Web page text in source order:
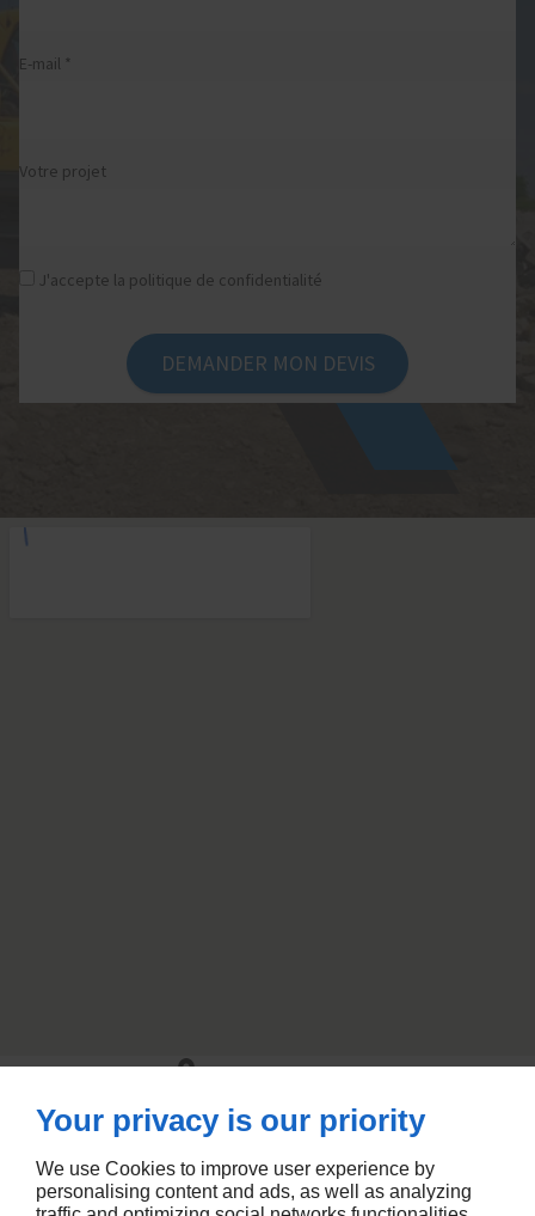
E-mail *
Votre projet
J'accepte la politique de confidentialité
Your privacy is our priority
We use Cookies to improve user experience by
personalising content and ads, as well as analyzing